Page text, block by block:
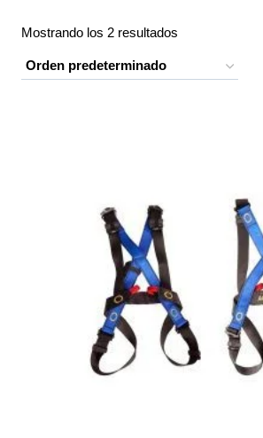
Mostrando los 2 resultados